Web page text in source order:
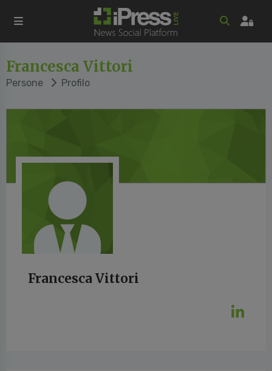
Francesca Vittori
Persone Profilo
Francesca Vittori